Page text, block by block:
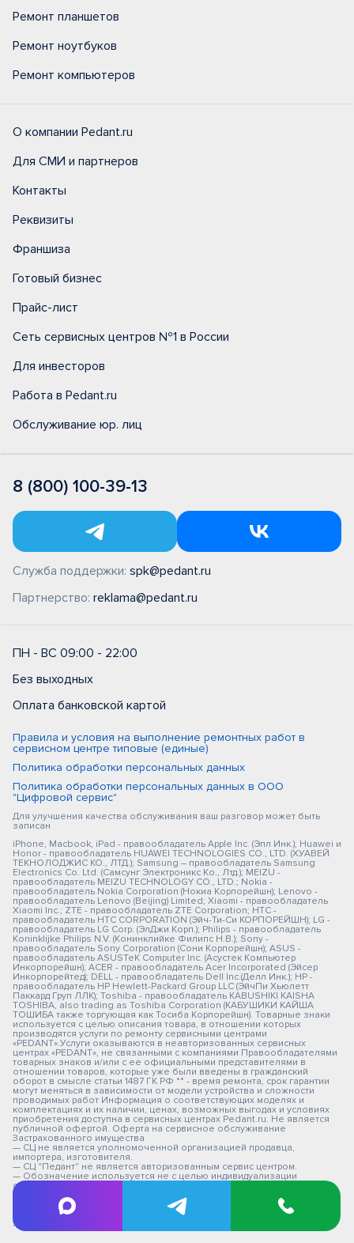
Ремонт планшетов
Ремонт ноутбуков
Ремонт компьютеров
О компании Pedant.ru
Для СМИ и партнеров
Контакты
Реквизиты
Франшиза
Готовый бизнес
Прайс-лист
Сеть сервисных центров №1 в России
Для инвесторов
Работа в Pedant.ru
Обслуживание юр. лиц
8 (800) 100-39-13
Служба поддержки: spk@pedant.ru
Партнерство: reklama@pedant.ru
ПН - ВС 09:00 - 22:00
Без выходных
Оплата банковской картой
Правила и условия на выполнение ремонтных работ в
сервисном центре типовые (единые)
Политика обработки персональных данных
Политика обработки персональных данных в ООО
"Цифровой сервис"
Для улучшения качества обслуживания ваш разговор может быть
записан
iPhone, Macbook, iPad - правообладатель Apple Inc. (Эпл Инк.); Huawei и
Honor - правообладатель HUAWEI TECHNOLOGIES CO., LTD. (ХУАВЕЙ
ТЕКНОЛОДЖИС КО., ЛТД.); Samsung – правообладатель Samsung
Electronics Co. Ltd. (Самсунг Электроникс Ко., Лтд.); MEIZU -
правообладатель MEIZU TECHNOLOGY CO., LTD.; Nokia -
правообладатель Nokia Corporation (Нокиа Корпорейшн); Lenovo -
правообладатель Lenovo (Beijing) Limited; Xiaomi - правообладатель
Xiaomi Inc.; ZTE - правообладатель ZTE Corporation; HTC -
правообладатель HTC CORPORATION (Эйч-Ти-Си КОРПОРЕЙШН); LG -
правообладатель LG Corp. (ЭлДжи Корп.); Philips - правообладатель
Koninklijke Philips N.V. (Конинклийке Филипс Н.В.); Sony -
правообладатель Sony Corporation (Сони Корпорейшн); ASUS -
правообладатель ASUSTeK Computer Inc. (Асустек Компьютер
Инкорпорейшн); ACER - правообладатель Acer Incorporated (Эйсер
Инкорпорейтед); DELL - правообладатель Dell Inc.(Делл Инк.); HP -
правообладатель HP Hewlett-Packard Group LLC (ЭйчПи Хьюлетт
Паккард Груп ЛЛК); Toshiba - правообладатель KABUSHIKI KAISHA
TOSHIBA, also trading as Toshiba Corporation (КАБУШИКИ КАЙША
ТОШИБА также торгующая как Тосиба Корпорейшн). Товарные знаки
используется с целью описания товара, в отношении которых
производятся услуги по ремонту сервисными центрами
«PEDANT».Услуги оказываются в неавторизованных сервисных
центрах «PEDANT», не связанными с компаниями Правообладателями
товарных знаков и/или с ее официальными представителями в
отношении товаров, которые уже были введены в гражданский
оборот в смысле статьи 1487 ГК РФ ** - время ремонта, срок гарантии
могут меняться в зависимости от модели устройства и сложности
проводимых работ Информация о соответствующих моделях и
комплектациях и их наличии, ценах, возможных выгодах и условиях
приобретения доступна в сервисных центрах Pedant.ru. Не является
публичной офертой. Оферта на сервисное обслуживание
Застрахованного имущества
— СЦ не является уполномоченной организацией продавца,
импортера, изготовителя.
— СЦ "Педант" не является авторизованным сервис центром.
— Обозначение используется не с целью индивидуализации
соответствующих услуг по ремонту и введения посетителей в
заблуждение, а с целью информирования потребителей о
предоставляемых услугах в отношении техники правообладателей.
Вся информация на сайте носит исключительно информационный
характер.